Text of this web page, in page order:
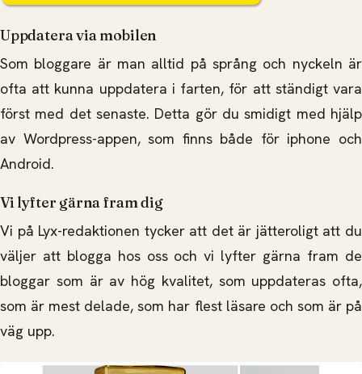
Uppdatera via mobilen
Som bloggare är man alltid på språng och nyckeln är
ofta att kunna uppdatera i farten, för att ständigt vara
först med det senaste. Detta gör du smidigt med hjälp
av Wordpress-appen, som finns både för iphone och
Android.
Vi lyfter gärna fram dig
Vi på Lyx-redaktionen tycker att det är jätteroligt att du
väljer att blogga hos oss och vi lyfter gärna fram de
bloggar som är av hög kvalitet, som uppdateras ofta,
som är mest delade, som har flest läsare och som är på
väg upp.